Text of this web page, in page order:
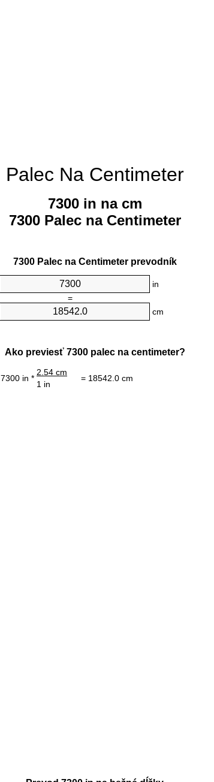
Palec Na Centimeter
7300 in na cm
7300 Palec na Centimeter
7300 Palec na Centimeter prevodník
in
=
cm
Ako previesť 7300 palec na centimeter?
7300 in *
2.54 cm
= 18542.0 cm
1 in